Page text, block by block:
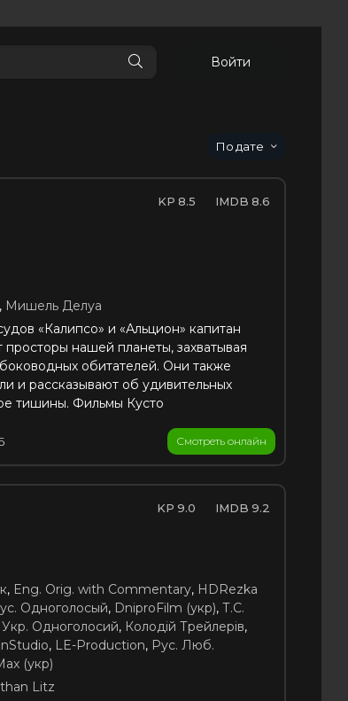
Войти
дате
8.5 8.6
, Мишель Делуа
«Калипсо» и «Альцион» капитан
нашей планеты, захватывая
обитателей. Они также
и рассказывают об удивительных
тишины. Фильмы Кусто
Смотреть онлайн
9.0 9.2
, Eng. Orig. with Commentary, HDRezka
Одноголосый, DniproFilm (укр), Т.С.
Укр. Одноголосий, Колодій Трейлерів,
, LE-Production, Рус. Люб.
(укр)
Litz